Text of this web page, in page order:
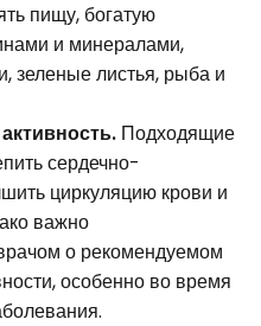
пищу, богатую
и минералами,
зеленые листья, рыба и
Подходящие
сердечно-
циркуляцию крови и
важно
о рекомендуемом
особенно во время